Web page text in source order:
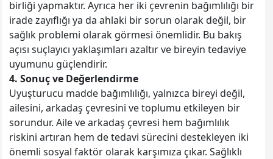
birliği yapmaktır. Ayrıca her iki çevrenin bağımlılığı bir
irade zayıflığı ya da ahlaki bir sorun olarak değil, bir
sağlık problemi olarak görmesi önemlidir. Bu bakış
açısı suçlayıcı yaklaşımları azaltır ve bireyin tedaviye
uyumunu güçlendirir.
4. Sonuç ve Değerlendirme
Uyuşturucu madde bağımlılığı, yalnızca bireyi değil,
ailesini, arkadaş çevresini ve toplumu etkileyen bir
sorundur. Aile ve arkadaş çevresi hem bağımlılık
riskini artıran hem de tedavi sürecini destekleyen iki
önemli sosyal faktör olarak karşımıza çıkar. Sağlıklı